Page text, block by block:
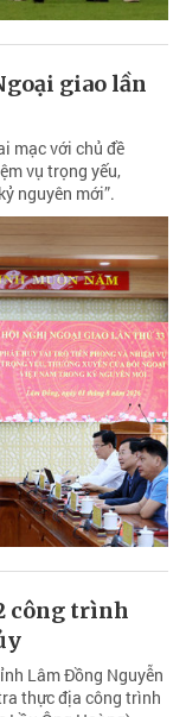
giao lần
mạc với chủ đề
vụ trọng yếu,
nguyên mới”.
công trình
Lâm Đồng Nguyễn
thực địa công trình